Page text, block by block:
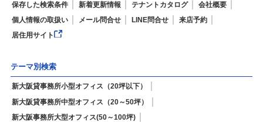
保存した検索条件
新着更新情報 テナントカタログ
会社概要
個人情報の取扱い
メール問合せ LINE問合せ
来店予約
居住用サイト
テーマ別検索
新大阪貸事務所小型オフィス（20坪以下）
新大阪貸事務所中型オフィス（20～50坪）
新大阪事務所大型オフィス(50～100坪)